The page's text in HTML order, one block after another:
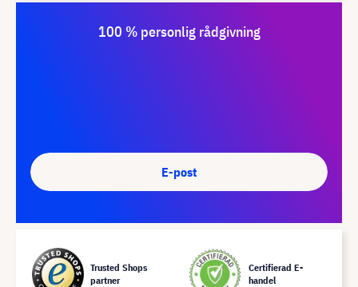
100 % personlig rådgivning
E-post
Trusted Shops
partner
Certifierad E-
handel